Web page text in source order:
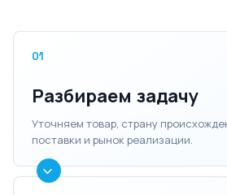
01
Разбираем задачу
Уточняем товар, страну
поставки и рынок реализации.